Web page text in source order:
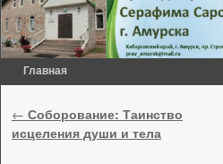
Главная
Навигация по записям
← Соборование: Таинство
исцеления души и тела